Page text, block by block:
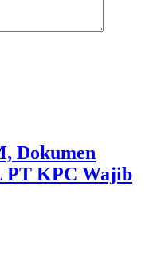
Dokumen
PT KPC Wajib